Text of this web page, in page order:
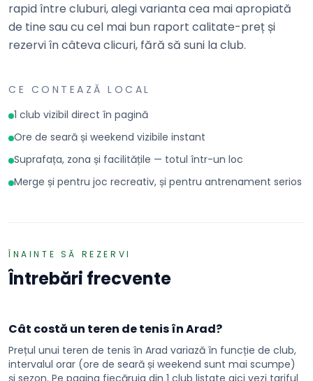
rapid între cluburi, alegi varianta cea mai apropiată
de tine sau cu cel mai bun raport calitate-preț și
rezervi în câteva clicuri, fără să suni la club.
CE CONTEAZĂ LOCAL
1 club vizibil direct în pagină
Ore de seară și weekend vizibile instant
Suprafața, zona și facilitățile — totul într-un loc
Merge și pentru joc recreativ, și pentru antrenament serios
ÎNAINTE SĂ REZERVI
Întrebări frecvente
Cât costă un teren de tenis în Arad?
Prețul unui teren de tenis în Arad variază în funcție de club,
intervalul orar (ore de seară și weekend sunt mai scumpe)
și sezon. Pe pagina fiecăruia din 1 club listate aici vezi tariful